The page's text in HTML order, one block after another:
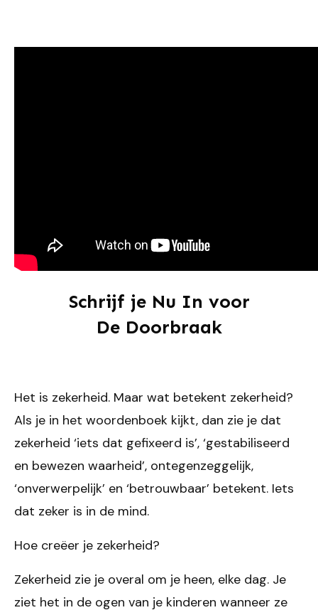
Schrijf je Nu In voor
De Doorbraak
Het is zekerheid. Maar wat betekent zekerheid?
Als je in het woordenboek kijkt, dan zie je dat
zekerheid ‘iets dat gefixeerd is’, ‘gestabiliseerd
en bewezen waarheid’, ontegenzeggelijk,
‘onverwerpelijk’ en ‘betrouwbaar’ betekent. Iets
dat zeker is in de mind.
Hoe creëer je zekerheid?
Zekerheid zie je overal om je heen, elke dag. Je
ziet het in de ogen van je kinderen wanneer ze